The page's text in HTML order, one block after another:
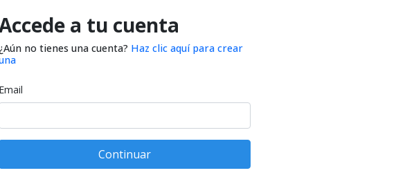
a tu cuenta
¿Aún no tienes una cuenta? Haz clic aquí para crear
Email
Continuar